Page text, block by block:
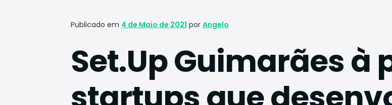
Publicado em 4 de Maio de 2021 porAngelo
Set.Up Guimarães à